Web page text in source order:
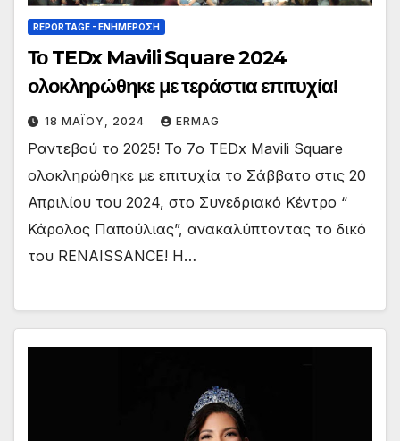
REPORTAGE - EΝΗΜΈΡΩΣΗ
Το TEDx Mavili Square 2024
ολοκληρώθηκε με τεράστια επιτυχία!
18 ΜΑΪ́ΟΥ, 2024 ERMAG
Ραντεβού το 2025! Το 7ο TEDx Mavili Square
ολοκληρώθηκε με επιτυχία το Σάββατο στις 20
Απριλίου του 2024, στο Συνεδριακό Κέντρο “
Κάρολος Παπούλιας”, ανακαλύπτοντας το δικό
του RENAISSANCE! Η…